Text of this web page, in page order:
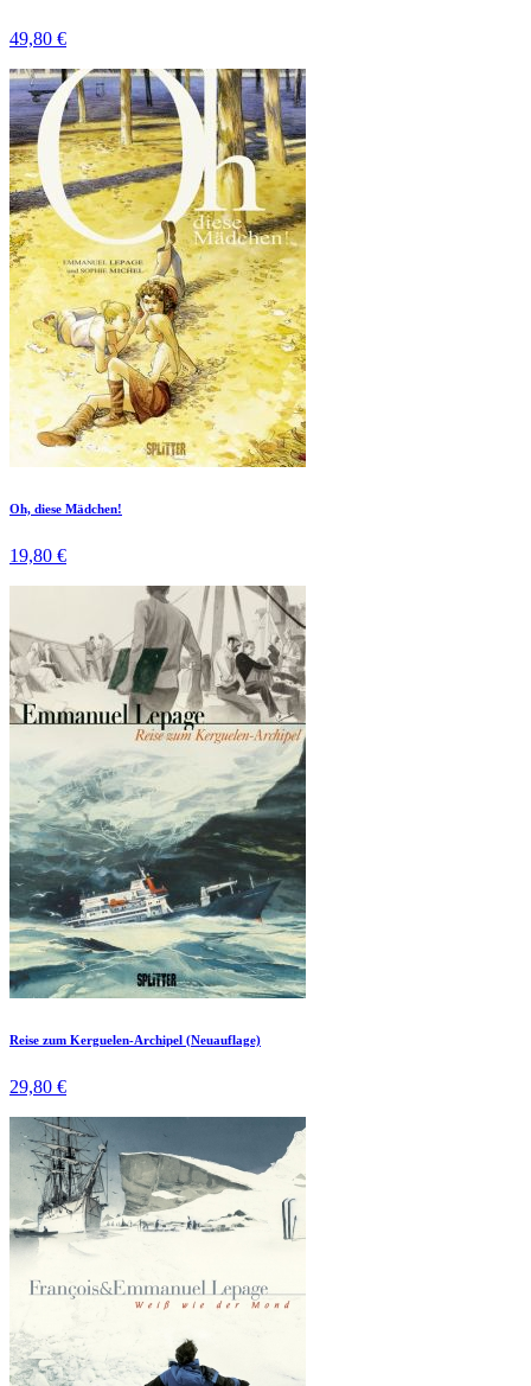
49,80 €
Oh, diese Mädchen!
19,80 €
Reise zum Kerguelen-Archipel (Neuauflage)
29,80 €